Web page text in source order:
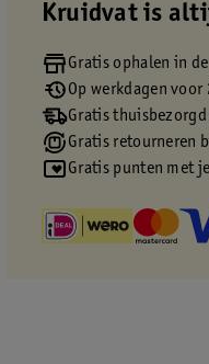
Kruidvat is
Gratis ophalen in
Op werkdagen
Gratis
Gratis retourneren
Gratis punten met